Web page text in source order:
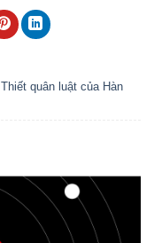
Thiết quân luật của Hàn